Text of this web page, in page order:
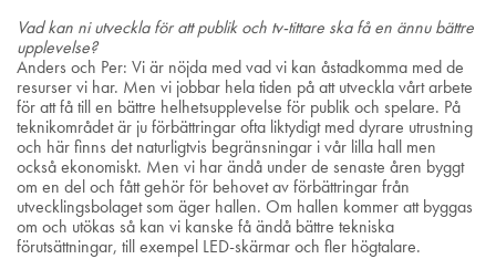
Vad kan ni utveckla för att publik och tv-tittare ska få en ännu bättre
upplevelse?
Anders och Per: Vi är nöjda med vad vi kan åstadkomma med de
resurser vi har. Men vi jobbar hela tiden på att utveckla vårt arbete
för att få till en bättre helhetsupplevelse för publik och spelare. På
teknikområdet är ju förbättringar ofta liktydigt med dyrare utrustning
och här finns det naturligtvis begränsningar i vår lilla hall men
också ekonomiskt. Men vi har ändå under de senaste åren byggt
om en del och fått gehör för behovet av förbättringar från
utvecklingsbolaget som äger hallen. Om hallen kommer att byggas
om och utökas så kan vi kanske få ändå bättre tekniska
förutsättningar, till exempel LED-skärmar och fler högtalare.